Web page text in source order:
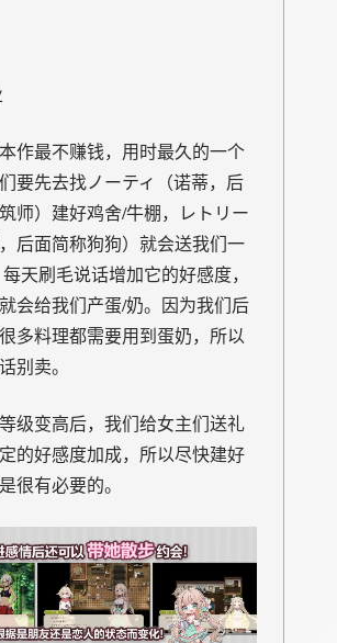
作最不赚钱，用时最久的一个
要先去找ノーティ（诺蒂，后
师）建好鸡舍/牛棚，レトリー
，后面简称狗狗）就会送我们一
天刷毛说话增加它的好感度，
会给我们产蛋/奶。因为我们后
多料理都需要用到蛋奶，所以
别卖。
级变高后，我们给女主们送礼
的好感度加成，所以尽快建好
很有必要的。